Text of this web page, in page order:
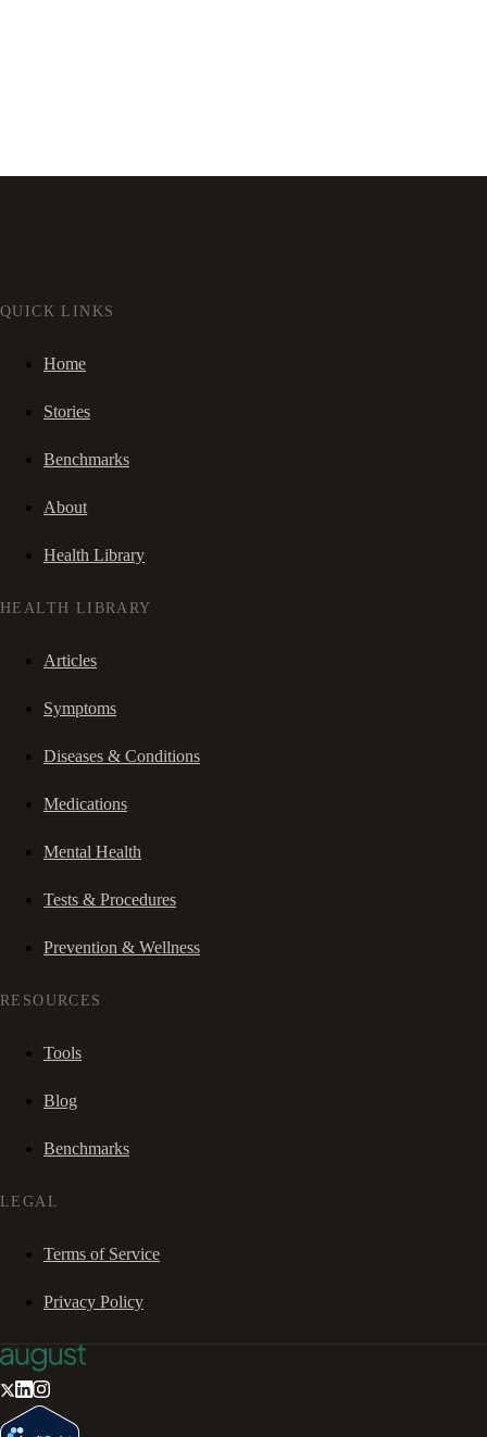
QUICK LINKS
Home
Stories
Benchmarks
About
Health Library
HEALTH LIBRARY
Articles
Symptoms
Diseases & Conditions
Medications
Mental Health
Tests & Procedures
Prevention & Wellness
RESOURCES
Tools
Blog
Benchmarks
LEGAL
Terms of Service
Privacy Policy